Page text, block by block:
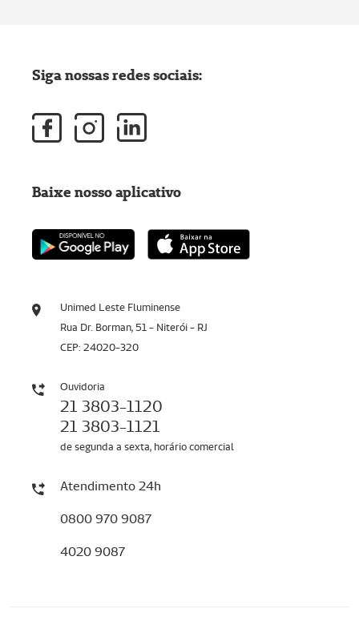
Unimed Leste Fluminense
Rua Dr. Borman, 51 - Niterói - RJ
CEP: 24020-320
Ouvidoria
21 3803-1120
21 3803-1121
de segunda a sexta, horário comercial
Atendimento 24h
0800 970 9087
4020 9087
Siga nossas redes sociais:
Baixe nosso aplicativo